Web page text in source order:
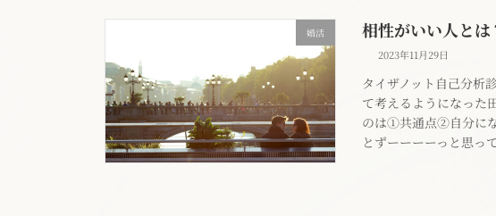
婚活 相性がいい人とは
2023年11月29日
タイザノット自己分析
て考えるようになった
のは①共通点②自分に
とずーーーーっと思